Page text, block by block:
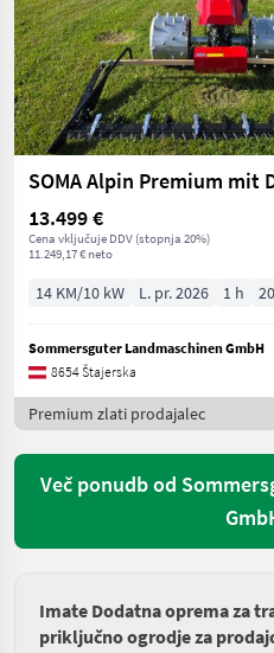
13.499 €
Cena vključuje DDV (stopnja 20%)
11.249,17 € neto
14 KM/10 kW L. pr. 2026 1 h
Sommersguter Landmaschinen GmbH
8654 Štajerska
Premium zlati prodajalec
Več ponudb od
Imate Dodatna oprema za
priključno ogrodje za